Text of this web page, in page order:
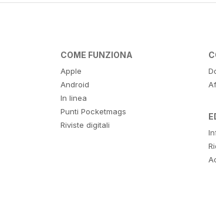
COME FUNZIONA
Apple
Android
In linea
Punti Pocketmags
Riviste digitali